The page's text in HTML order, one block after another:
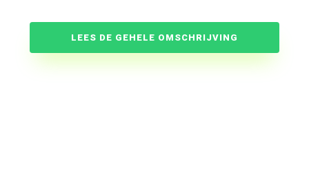
Wifi is beperkt in deze bungalows.
LEES DE GEHELE OMSCHRIJVING